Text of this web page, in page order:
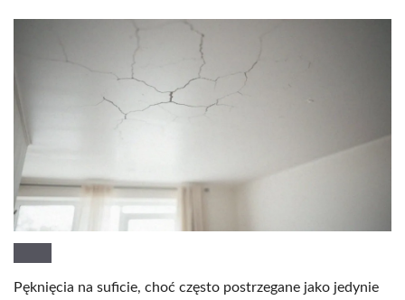
Pęknięcia na suficie, choć często postrzegane jako jedynie